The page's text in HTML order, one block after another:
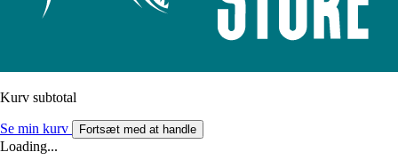
Kurv subtotal
Se min kurv Fortsæt med at handle
Loading...